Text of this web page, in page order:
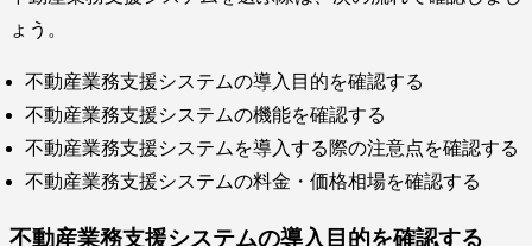
ょう。
不動産業務支援システムの導入目的を確認する
不動産業務支援システムの機能を確認する
不動産業務支援システムを導入する際の注意点を確認する
不動産業務支援システムの料金・価格相場を確認する
不動産業務支援システムの導入目的を確認する